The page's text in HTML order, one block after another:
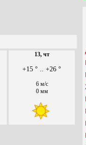
13, чт
+15 ° .. +26 °
6 м/с
0 мм